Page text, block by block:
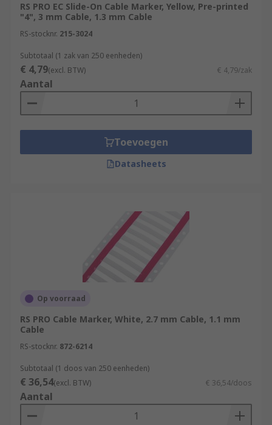
RS PRO EC Slide-On Cable Marker, Yellow, Pre-printed
"4", 3 mm Cable, 1.3 mm Cable
RS-stocknr. 215-3024
Subtotaal (1 zak van 250 eenheden)
€ 4,79(excl. BTW) € 4,79/zak
Aantal
Toevoegen
Datasheets
Op voorraad
RS PRO Cable Marker, White, 2.7 mm Cable, 1.1 mm
Cable
RS-stocknr. 872-6214
Subtotaal (1 doos van 250 eenheden)
€ 36,54(excl. BTW) € 36,54/doos
Aantal